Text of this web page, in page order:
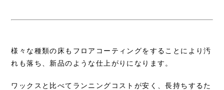
様々な種類の床もフロアコーティングをすることにより汚
れも落ち、新品のような仕上がりになります。
ワックスと比べてランニングコストが安く、長持ちするた